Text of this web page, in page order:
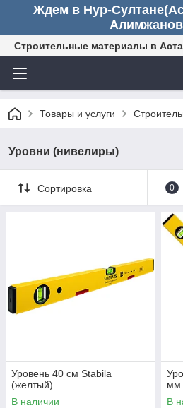
Ждем в Нур-
Строительные материалы в
Товары и услуги
Уровни (нивелиры)
Сортировка 0
Уровень 40 см Stabila
(желтый)
В наличии
мм
В